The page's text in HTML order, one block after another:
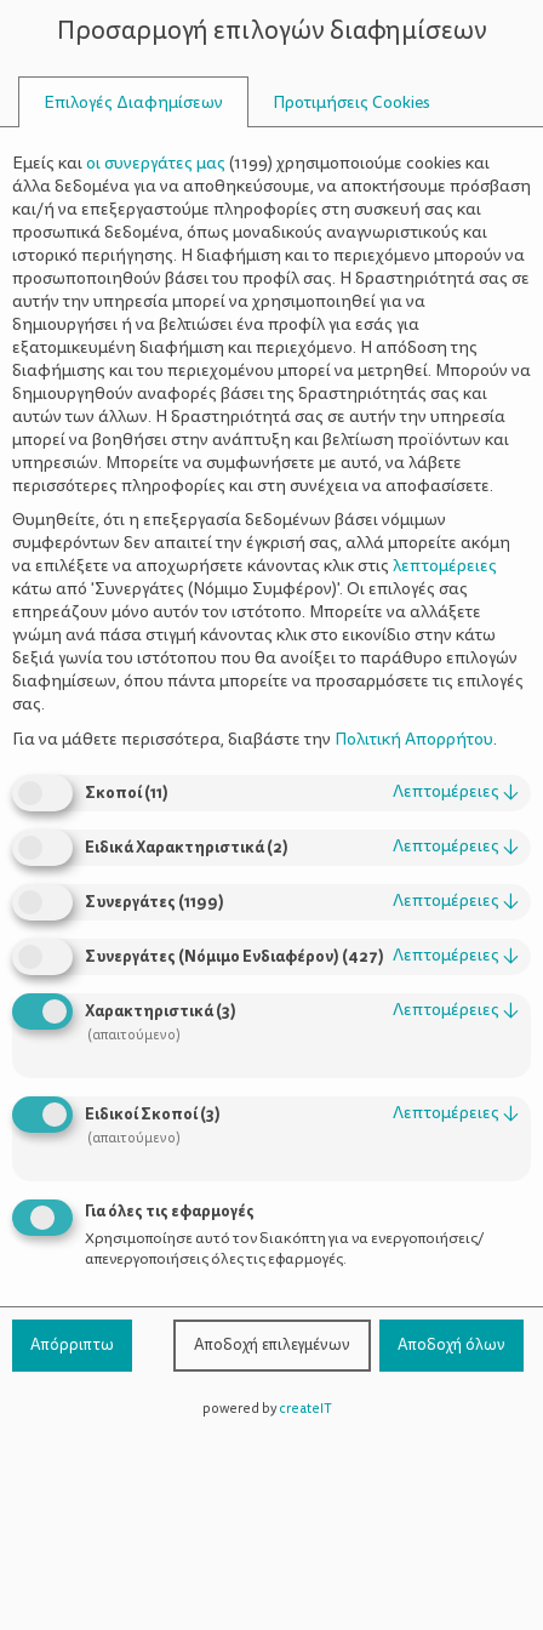
ΣΥΜΒΟΥΛΟΙ
ΦΑΊΝΕΤΑΙ ΜΕΓΑΛΎΤΕΡΟΣ
Μεγάλες ιδέες για μικρά σπίτια –
Έξυπνες λύσεις για να κερδίσετε χώρο
Χρήσιμοι Σύνδεσμοι
Προϊόντα
Επικοινωνία
800-1199-800(από σταθερό,
χωρίς χρέωση)
Προσαρμογή επιλογών διαφημίσεων
Επιλογές Διαφημίσεων Προτιμήσεις Cookies
Εμείς καιοι συνεργάτες μας (1199) χρησιμοποιούμε cookies και
άλλα δεδομένα για να αποθηκεύσουμε, να αποκτήσουμε πρόσβαση
και/ή να επεξεργαστούμε πληροφορίες στη συσκευή σας και
προσωπικά δεδομένα, όπως μοναδικούς αναγνωριστικούς και
ιστορικό περιήγησης. Η διαφήμιση και το περιεχόμενο μπορούν να
προσωποποιηθούν βάσει του προφίλ σας. Η δραστηριότητά σας σε
αυτήν την υπηρεσία μπορεί να χρησιμοποιηθεί για να
δημιουργήσει ή να βελτιώσει ένα προφίλ για εσάς για
εξατομικευμένη διαφήμιση και περιεχόμενο. Η απόδοση της
διαφήμισης και του περιεχομένου μπορεί να μετρηθεί. Μπορούν να
δημιουργηθούν αναφορές βάσει της δραστηριότητάς σας και
αυτών των άλλων. Η δραστηριότητά σας σε αυτήν την υπηρεσία
μπορεί να βοηθήσει στην ανάπτυξη και βελτίωση προϊόντων και
υπηρεσιών. Μπορείτε να συμφωνήσετε με αυτό, να λάβετε
περισσότερες πληροφορίες και στη συνέχεια να αποφασίσετε.
Θυμηθείτε, ότι η επεξεργασία δεδομένων βάσει νόμιμων
συμφερόντων δεν απαιτεί την έγκρισή σας, αλλά μπορείτε ακόμη
να επιλέξετε να αποχωρήσετε κάνοντας κλικ στις λεπτομέρειες
κάτω από 'Συνεργάτες (Νόμιμο Συμφέρον)'. Οι επιλογές σας
επηρεάζουν μόνο αυτόν τον ιστότοπο. Μπορείτε να αλλάξετε
γνώμη ανά πάσα στιγμή κάνοντας κλικ στο εικονίδιο στην κάτω
δεξιά γωνία του ιστότοπου που θα ανοίξει το παράθυρο επιλογών
διαφημίσεων, όπου πάντα μπορείτε να προσαρμόσετε τις επιλογές
σας.
Για να μάθετε περισσότερα, διαβάστε την Πολιτική Απορρήτου.
Σκοποί(11) Λεπτομέρειες ↓
Ειδικά Χαρακτηριστικά(2) Λεπτομέρειες ↓
Συνεργάτες (1199) Λεπτομέρειες ↓
Συνεργάτες (Νόμιμο Ενδιαφέρον) (427) Λεπτομέρειες ↓
Χαρακτηριστικά(3)
(απαιτούμενο)
Λεπτομέρειες ↓
Ειδικοί Σκοποί(3)
(απαιτούμενο)
Λεπτομέρειες ↓
Για όλες τις εφαρμογές
Χρησιμοποίησε αυτό τον διακόπτη για να ενεργοποιήσεις/
απενεργοποιήσεις όλες τις εφαρμογές.
Απόρριπτω Αποδοχή επιλεγμένων Αποδοχή όλων
powered bycreateIT